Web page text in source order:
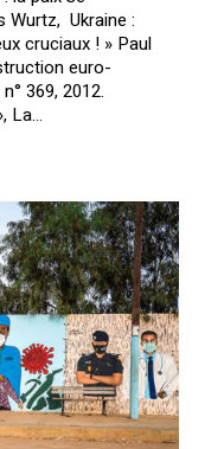
Wurtz, Ukraine :
cruciaux ! » Paul
euro-
369, 2012.
La…